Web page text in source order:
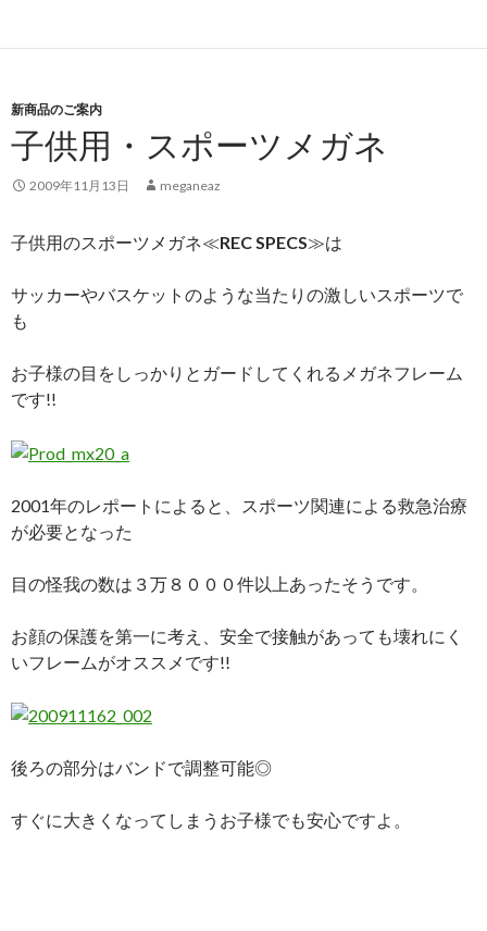
新商品のご案内
子供用・スポーツメガネ
2009年11月13日 meganeaz
子供用のスポーツメガネ≪REC SPECS≫は
サッカーやバスケットのような当たりの激しいスポーツで
も
お子様の目をしっかりとガードしてくれるメガネフレーム
です!!
2001年のレポートによると、スポーツ関連による救急治療
が必要となった
目の怪我の数は３万８０００件以上あったそうです。
お顔の保護を第一に考え、安全で接触があっても壊れにく
いフレームがオススメです!!
後ろの部分はバンドで調整可能◎
すぐに大きくなってしまうお子様でも安心ですよ。